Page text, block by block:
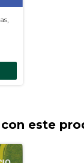
este